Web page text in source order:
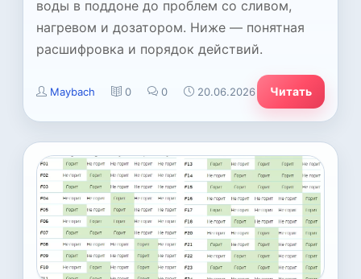
воды в поддоне до проблем со сливом,
нагревом и дозатором. Ниже — понятная
расшифровка и порядок действий.
Maybach 0 0 20.06.2026 Читать